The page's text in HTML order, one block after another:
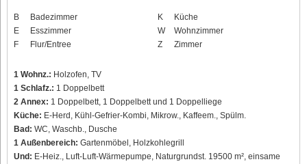
B
Badezimmer
E
Esszimmer
F
Flur/Entree
K
Küche
W
Wohnzimmer
Z
Zimmer
1 Wohnz.: Holzofen, TV
1 Schlafz.: 1 Doppelbett
2 Annex: 1 Doppelbett, 1 Doppelbett und 1 Doppelliege
Küche: E-Herd, Kühl-Gefrier-Kombi, Mikrow., Kaffeem., Spülm.
Bad: WC, Waschb., Dusche
1 Außenbereich: Gartenmöbel, Holzkohlegrill
Und: E-Heiz., Luft-Luft-Wärmepumpe, Naturgrundst. 19500 m², einsame